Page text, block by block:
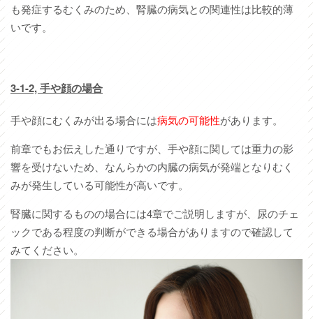
も発症するむくみのため、腎臓の病気との関連性は比較的薄
いです。
3-1-2,手や顔の場合
手や顔にむくみが出る場合には病気の可能性があります。
前章でもお伝えした通りですが、手や顔に関しては重力の影
響を受けないため、なんらかの内臓の病気が発端となりむく
みが発生している可能性が高いです。
腎臓に関するものの場合には4章でご説明しますが、尿のチェ
ックである程度の判断ができる場合がありますので確認して
みてください。